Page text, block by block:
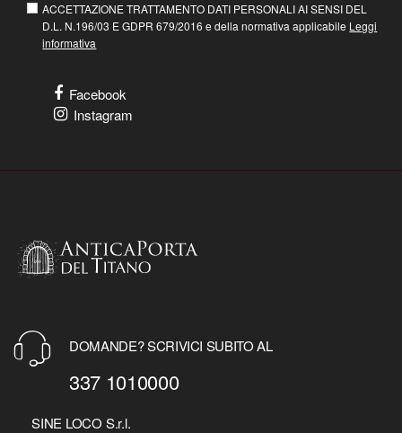
ACCETTAZIONE TRATTAMENTO DATI PERSONALI AI SENSI DEL
D.L. N.196/03 E GDPR 679/2016 e della normativa applicabile Leggi
informativa
Facebook
Instagram
DOMANDE? SCRIVICI SUBITO AL
337 1010000
SINE LOCO S.r.l.